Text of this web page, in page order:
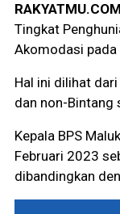
RAKYATMU.COM
Tingkat
Akomodasi pada
Hal ini dilihat
dan non-Bintang
Kepala BPS
Februari 2023
dibandingkan